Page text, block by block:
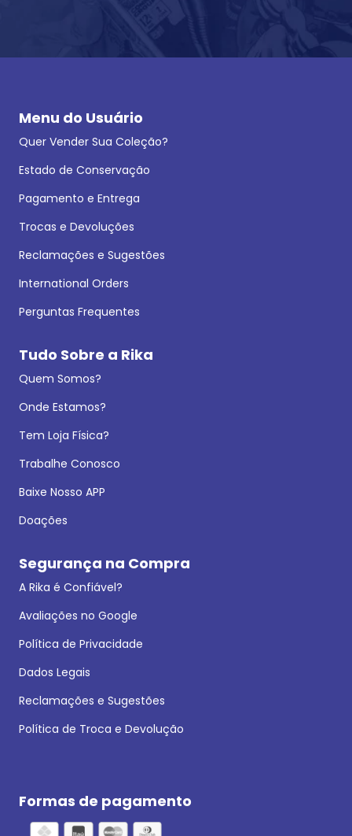
Menu do Usuário
Quer Vender Sua Coleção?
Estado de Conservação
Pagamento e Entrega
Trocas e Devoluções
Reclamações e Sugestões
International Orders
Perguntas Frequentes
Tudo Sobre a Rika
Quem Somos?
Onde Estamos?
Tem Loja Física?
Trabalhe Conosco
Baixe Nosso APP
Doações
Segurança na Compra
A Rika é Confiável?
Avaliações no Google
Política de Privacidade
Dados Legais
Reclamações e Sugestões
Política de Troca e Devolução
Formas de pagamento